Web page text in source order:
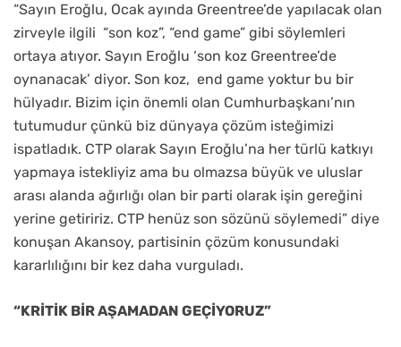
“Sayın Eroğlu, Ocak ayında Greentree’de yapılacak olan
zirveyle ilgili “son koz”, “end game” gibi söylemleri
ortaya atıyor. Sayın Eroğlu ‘son koz Greentree’de
oynanacak’ diyor. Son koz, end game yoktur bu bir
hülyadır. Bizim için önemli olan Cumhurbaşkanı’nın
tutumudur çünkü biz dünyaya çözüm isteğimizi
ispatladık. CTP olarak Sayın Eroğlu’na her türlü katkıyı
yapmaya istekliyiz ama bu olmazsa büyük ve uluslar
arası alanda ağırlığı olan bir parti olarak işin gereğini
yerine getiririz. CTP henüz son sözünü söylemedi” diye
konuşan Akansoy, partisinin çözüm konusundaki
kararlılığını bir kez daha vurguladı.
“KRİTİK BİR AŞAMADAN GEÇİYORUZ”